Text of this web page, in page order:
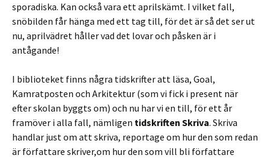
sporadiska. Kan också vara ett aprilskämt. I vilket fall,
snöbilden får hänga med ett tag till, för det är så det ser ut
nu, aprilvädret håller vad det lovar och påsken är i
antågande!
I biblioteket finns några tidskrifter att läsa, Goal,
Kamratposten och Arkitektur (som vi fick i present när
efter skolan byggts om) och nu har vi en till, för ett år
framöver i alla fall, nämligen tidskriften Skriva. Skriva
handlar just om att skriva, reportage om hur den som redan
är författare skriver,om hur den som vill bli författare